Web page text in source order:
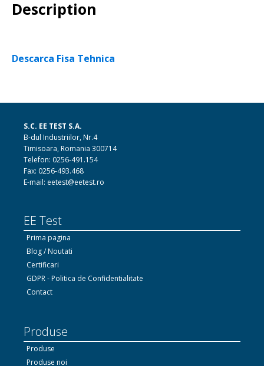
Description
Descarca Fisa Tehnica
S.C. EE TEST S.A.
B-dul Industriilor, Nr.4
Timisoara, Romania 300714
Telefon: 0256-491.154
Fax: 0256-493.468
E-mail: eetest@eetest.ro
EE Test
Prima pagina
Blog / Noutati
Certificari
GDPR - Politica de Confidentialitate
Contact
Produse
Produse
Produse noi